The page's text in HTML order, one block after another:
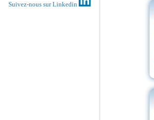
Suivez-nous sur Linkedin